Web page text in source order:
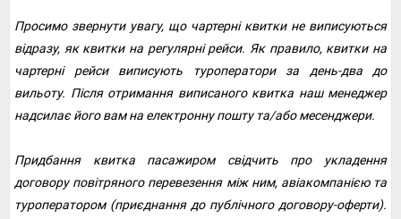
Просимо звернути увагу, що чартерні квитки не виписуються
відразу, як квитки на регулярні рейси. Як правило, квитки на
чартерні рейси виписують туроператори за день-два до
вильоту. Після отримання виписаного квитка наш менеджер
надсилає його вам на електронну пошту та/або месенджери.
Придбання квитка пасажиром свідчить про укладення
договору повітряного перевезення між ним, авіакомпанією та
туроператором (приєднання до публічного договору-оферти).